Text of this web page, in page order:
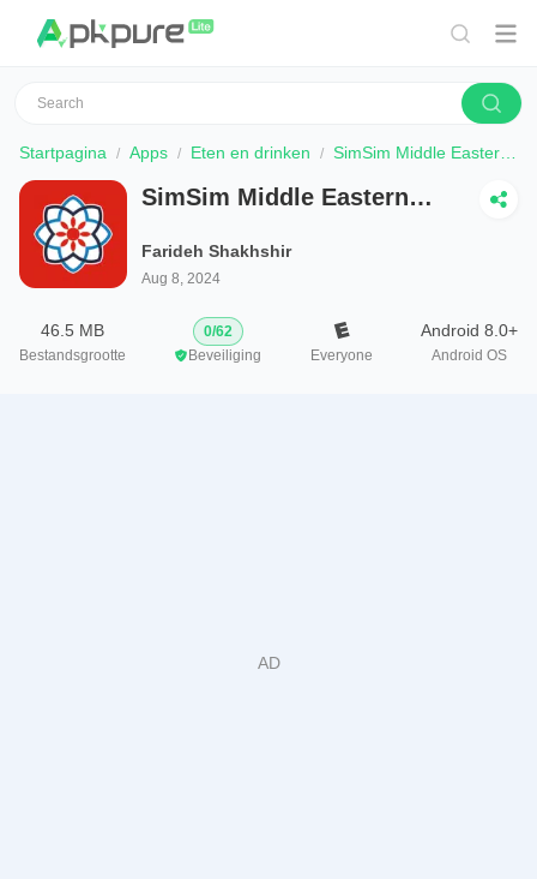
Startpagina Apps Eten en drinken SimSim Middle Eastern Recipes
SimSim Middle Eastern
Farideh Shakhshir
Aug 8, 2024
46.5 MB
Bestandsgrootte
0/62
Beveiliging
Everyone
Android 8.0+
Android OS